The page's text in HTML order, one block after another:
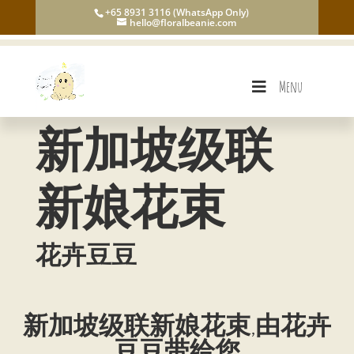
+65 8931 3116 (WhatsApp Only)
hello@floralbeanie.com
Menu
新加坡级联
新娘花束
花卉豆豆
新加坡级联新娘花束,由花卉